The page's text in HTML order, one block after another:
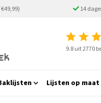
14
9.8 uit 2770
Lijsten op maat